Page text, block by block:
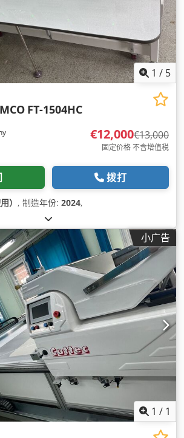
1 / 5
FT-1504HC
€12,000€13,000
固定价格 不含增值税
拨打
） , 制造年份: 2024,
小广告
1 / 1